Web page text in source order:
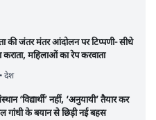
की जंतर मंतर आंदोलन पर टिप्पणी- सीधे
कराता, महिलाओं का रेप करवाता
• देश
‘विद्यार्थी’ नहीं, ‘अनुयायी’ तैयार कर
गांधी के बयान से छिड़ी नई बहस